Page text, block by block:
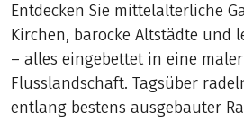
Entdecken Sie mittelalterliche
Kirchen, barocke Altstädte und
– alles eingebettet in eine
Flusslandschaft. Tagsüber
entlang bestens ausgebauter